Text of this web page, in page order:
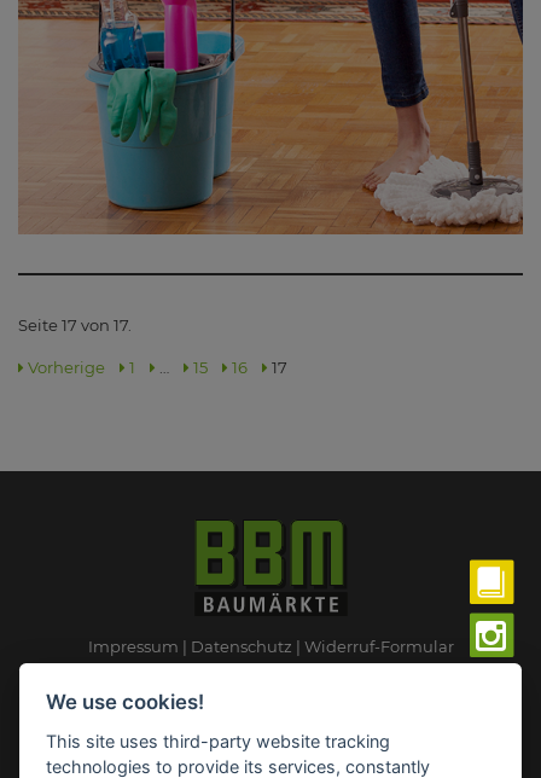
Seite 17 von 17.
Vorherige 1 15 16 17
Impressum Datenschutz Widerruf-Formular
BBM Baumarkt Parchim
Neuhofer Weiche 1,
We use cookies!
This site uses third-party website tracking
technologies to provide its services, constantly